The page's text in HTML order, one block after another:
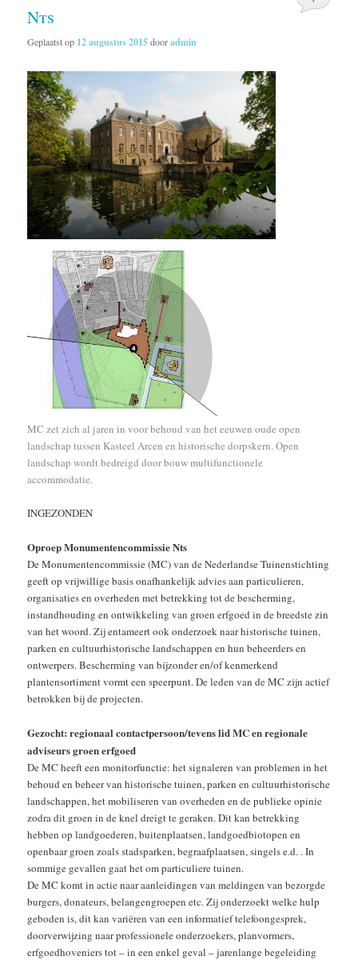
Nts
Geplaatst op 12 augustus 2015dooradmin
MC zet zich al jaren in voor behoud van het eeuwen oude open
landschap tussen Kasteel Arcen en historische dorpskern. Open
landschap wordt bedreigd door bouw multifunctionele
accommodatie.
INGEZONDEN
Oproep Monumentencommissie Nts
De Monumentencommissie (MC) van de Nederlandse Tuinenstichting
geeft op vrijwillige basis onafhankelijk advies aan particulieren,
organisaties en overheden met betrekking tot de bescherming,
instandhouding en ontwikkeling van groen erfgoed in de breedste zin
van het woord. Zij entameert ook onderzoek naar historische tuinen,
parken en cultuurhistorische landschappen en hun beheerders en
ontwerpers. Bescherming van bijzonder en/of kenmerkend
plantensortiment vormt een speerpunt. De leden van de MC zijn actief
betrokken bij de projecten.
Gezocht: regionaal contactpersoon/tevens lid MC en regionale
adviseurs groen erfgoed
De MC heeft een monitorfunctie: het signaleren van problemen in het
behoud en beheer van historische tuinen, parken en cultuurhistorische
landschappen, het mobiliseren van overheden en de publieke opinie
zodra dit groen in de knel dreigt te geraken. Dit kan betrekking
hebben op landgoederen, buitenplaatsen, landgoedbiotopen en
openbaar groen zoals stadsparken, begraafplaatsen, singels e.d. . In
sommige gevallen gaat het om particuliere tuinen.
De MC komt in actie naar aanleidingen van meldingen van bezorgde
burgers, donateurs, belangengroepen etc. Zij onderzoekt welke hulp
geboden is, dit kan variëren van een informatief telefoongesprek,
doorverwijzing naar professionele onderzoekers, planvormers,
erfgoedhoveniers tot – in een enkel geval – jarenlange begeleiding